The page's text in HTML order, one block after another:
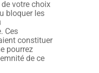
votre choix
bloquer les
Ces
constituer
pourrez
de ce